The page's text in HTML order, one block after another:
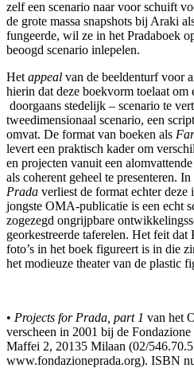
zelf een scenario naar voor schuift
de grote massa snapshots bij Araki
fungeerde, wil ze in het Pradaboek
beoogd scenario inlepelen.
Het appeal van de beeldenturf voor
hierin dat deze boekvorm toelaat om
doorgaans stedelijk – scenario te
tweedimensionaal scenario, een
omvat. De format van boeken als
levert een praktisch kader om
en projecten vanuit een
als coherent geheel te presenteren.
Prada verliest de format echter
jongste OMA-publicatie is een echt
zogezegd ongrijpbare
georkestreerde taferelen. Het feit
foto’s in het boek figureert is in die
het modieuze theater van de plastic
• Projects for Prada, part 1 van het
verscheen in 2001 bij de
Maffei 2, 20135 Milaan (02/
www.fondazioneprada.org). ISBN